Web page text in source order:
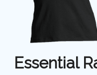
Essential